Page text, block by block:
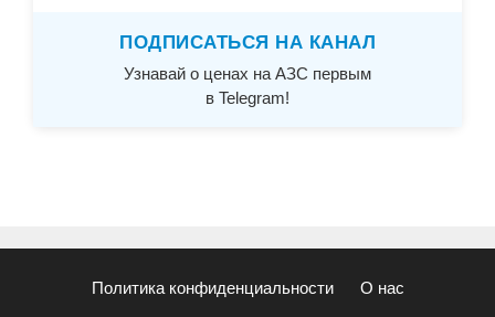
ПОДПИСАТЬСЯ НА КАНАЛ
Узнавай о ценах на АЗС первым
в Telegram!
Политика конфиденциальности О нас